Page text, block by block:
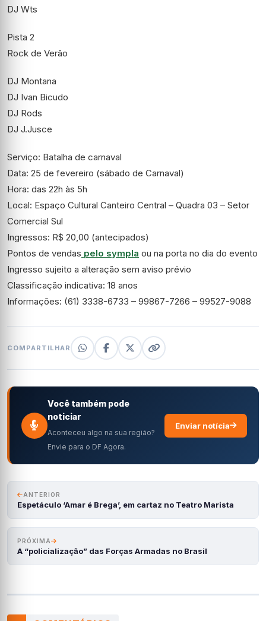
DJ Wts
Pista 2
Rock de Verão
DJ Montana
DJ Ivan Bicudo
DJ Rods
DJ J.Jusce
Serviço: Batalha de carnaval
Data: 25 de fevereiro (sábado de Carnaval)
Hora: das 22h às 5h
Local: Espaço Cultural Canteiro Central – Quadra 03 – Setor
Comercial Sul
Ingressos: R$ 20,00 (antecipados)
Pontos de vendas pelo sympla ou na porta no dia do evento
Ingresso sujeito a alteração sem aviso prévio
Classificação indicativa: 18 anos
Informações: (61) 3338-6733 – 99867-7266 – 99527-9088
COMPARTILHAR
Você também pode
noticiar
Aconteceu algo na sua região?
Envie para o DF Agora.
Enviar notícia
ANTERIOR
Espetáculo ‘Amar é Brega’, em cartaz no Teatro Marista
PRÓXIMA
A “policialização” das Forças Armadas no Brasil